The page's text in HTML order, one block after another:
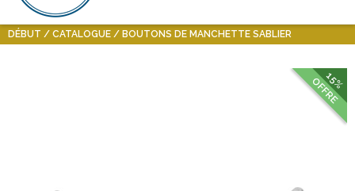
DÉBUT CATALOGUE BOUTONS DE MANCHETTE SABLIER
15%
OFFRE